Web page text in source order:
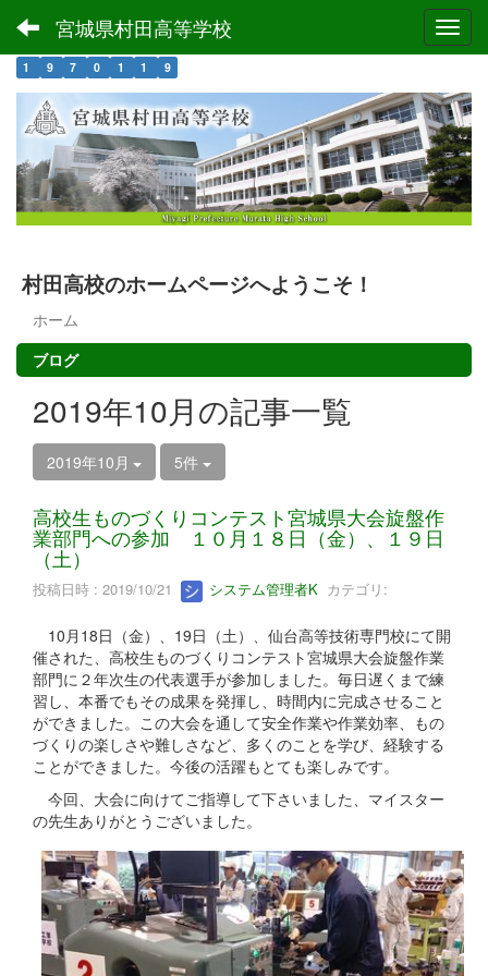
宮城県村田高等学校
1 9 7 0 1 1 9
村田高校のホームページへようこそ！
ホーム
ブログ
2019年10月の記事一覧
2019年10月 5件
高校生ものづくりコンテスト宮城県大会旋盤作
業部門への参加 １０月１８日（金）、１９日
（土）
投稿日時 : 2019/10/21 システム管理者K カテゴリ:
10月18日（金）、19日（土）、仙台高等技術専門校にて開
催された、高校生ものづくりコンテスト宮城県大会旋盤作業
部門に２年次生の代表選手が参加しました。毎日遅くまで練
習し、本番でもその成果を発揮し、時間内に完成させること
ができました。この大会を通して安全作業や作業効率、もの
づくりの楽しさや難しさなど、多くのことを学び、経験する
ことができました。今後の活躍もとても楽しみです。
今回、大会に向けてご指導して下さいました、マイスター
の先生ありがとうございました。